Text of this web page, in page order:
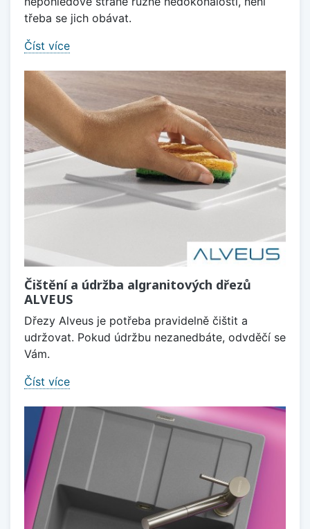
třeba se jich obávat.
Číst více
Čištění a údržba algranitových dřezů
ALVEUS
Dřezy Alveus je potřeba pravidelně čištit a
udržovat. Pokud údržbu nezanedbáte, odvděčí se
Vám.
Číst více